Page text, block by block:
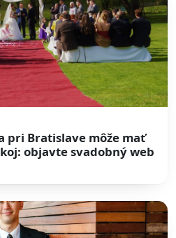
pri Bratislave môže mať
objavte svadobný web